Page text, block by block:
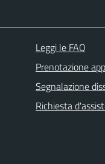
Leggi le FAQ
Prenotazione
Segnalazione
Richiesta